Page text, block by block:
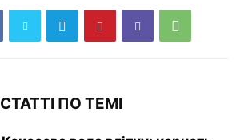
СТАТТІ ПО ТЕМІ